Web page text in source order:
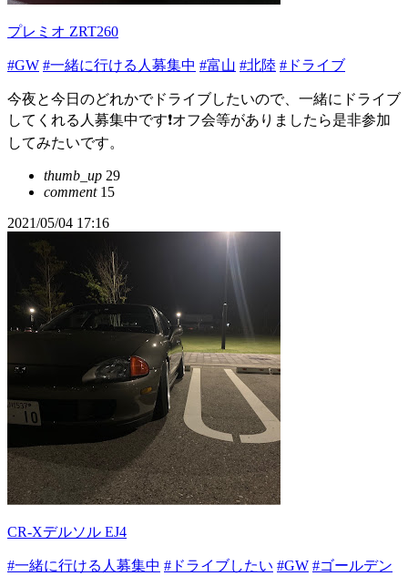
プレミオ ZRT260
#GW #一緒に行ける人募集中 #富山 #北陸 #ドライブ
今夜と今日のどれかでドライブしたいので、一緒にドライブ
してくれる人募集中です❗️オフ会等がありましたら是非参加
してみたいです。
thumb_up 29
comment15
2021/05/04 17:16
CR-Xデルソル EJ4
#一緒に行ける人募集中 #ドライブしたい #GW #ゴールデン